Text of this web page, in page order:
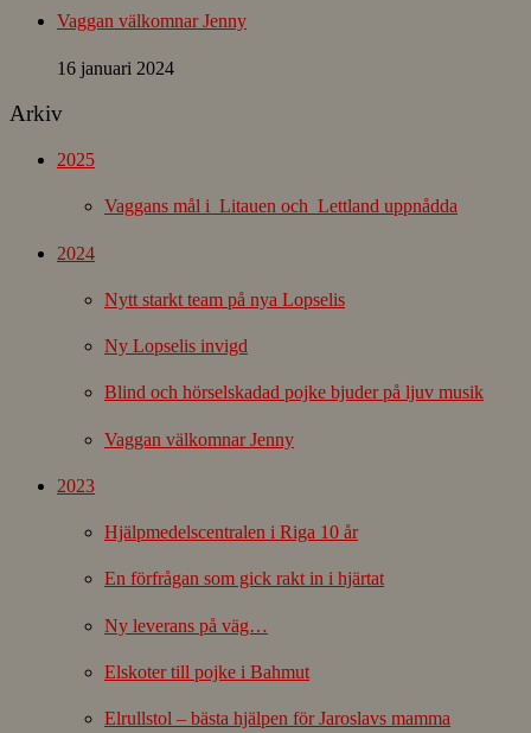
Vaggan välkomnar Jenny
16 januari 2024
Arkiv
2025
Vaggans mål i Litauen och Lettland uppnådda
2024
Nytt starkt team på nya Lopselis
Ny Lopselis invigd
Blind och hörselskadad pojke bjuder på ljuv musik
Vaggan välkomnar Jenny
2023
Hjälpmedelscentralen i Riga 10 år
En förfrågan som gick rakt in i hjärtat
Ny leverans på väg…
Elskoter till pojke i Bahmut
Elrullstol – bästa hjälpen för Jaroslavs mamma